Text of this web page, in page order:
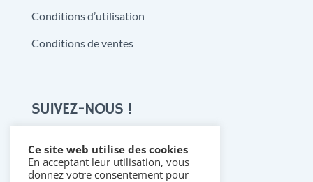
Conditions d’utilisation
Conditions de ventes
SUIVEZ-NOUS !

Ce site web utilise des cookies
En acceptant leur utilisation, vous
donnez votre consentement pour